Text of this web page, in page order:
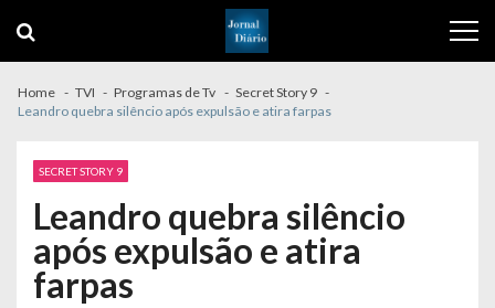
navigation
content
Home TVI Programas de Tv
Secret Story 9
Leandro quebra silêncio após expulsão e atira farpas
SECRET STORY 9
Leandro quebra silêncio
após expulsão e atira
farpas